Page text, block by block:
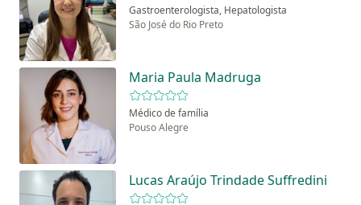
Gastroenterologista, Hepatologista
São José do Rio Preto
Maria Paula Madruga
Médico de família
Pouso Alegre
Lucas Araújo Trindade Suffredini